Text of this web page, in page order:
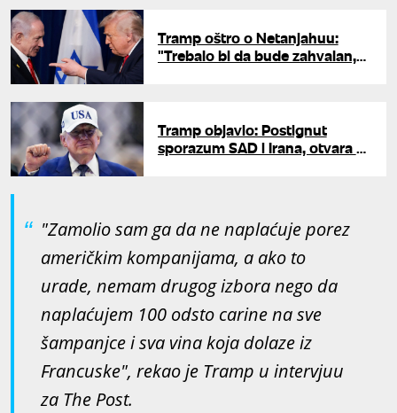
Tramp oštro o Netanjahuu:
"Trebalo bi da bude zahvalan,
Tramp objavio: Postignut
sporazum SAD i Irana, otvara se
"Zamolio sam ga da ne naplaćuje porez
američkim kompanijama, a ako to
urade, nemam drugog izbora nego da
naplaćujem 100 odsto carine na sve
šampanjce i sva vina koja dolaze iz
Francuske", rekao je Tramp u intervjuu
za The Post.